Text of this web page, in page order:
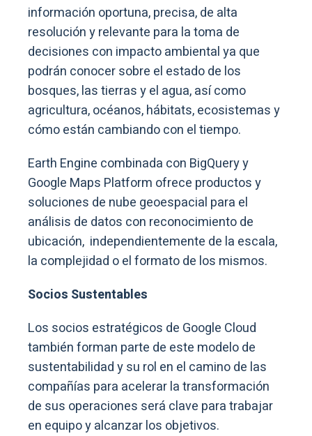
información oportuna, precisa, de alta
resolución y relevante para la toma de
decisiones con impacto ambiental ya que
podrán conocer sobre el estado de los
bosques, las tierras y el agua, así como
agricultura, océanos, hábitats, ecosistemas y
cómo están cambiando con el tiempo.
Earth Engine combinada con BigQuery y
Google Maps Platform ofrece productos y
soluciones de nube geoespacial para el
análisis de datos con reconocimiento de
ubicación, independientemente de la escala,
la complejidad o el formato de los mismos.
Socios Sustentables
Los socios estratégicos de Google Cloud
también forman parte de este modelo de
sustentabilidad y su rol en el camino de las
compañías para acelerar la transformación
de sus operaciones será clave para trabajar
en equipo y alcanzar los objetivos.